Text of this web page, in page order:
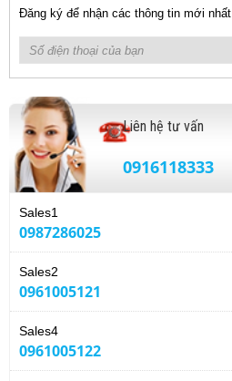
Đăng ký để nhận các thông tin mới nhất
Liên hệ tư vấn
0916118333
Sales1
0987286025
Sales2
0961005121
Sales4
0961005122